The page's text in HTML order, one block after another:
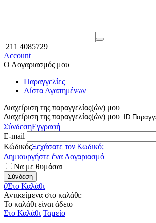
211 4085729
Account
Ο Λογαριασμός μου
Παραγγελίες
Λίστα Αγαπημένων
Διαχείριση της παραγγελίας(ών) μου
Διαχείριση της παραγγελίας(ών) μου
ΣύνδεσηΕγγραφή
E-mail
ΚώδικόςΞεχάσατε τον Κωδικό;
Δημιουργήστε ένα Λογαριασμό
Να με θυμάσαι
Σύνδεση
0Στο Καλάθι
Αντικείμενα στο καλάθι:
Το καλάθι είναι άδειο
Στο Καλάθι Ταμείο